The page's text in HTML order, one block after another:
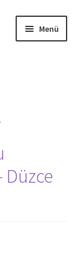
Menü